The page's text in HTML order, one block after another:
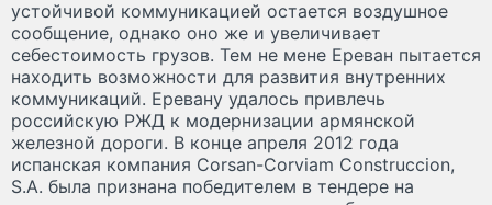
устойчивой коммуникацией остается воздушное
сообщение, однако оно же и увеличивает
себестоимость грузов. Тем не мене Ереван пытается
находить возможности для развития внутренних
коммуникаций. Еревану удалось привлечь
российскую РЖД к модернизации армянской
железной дороги. В конце апреля 2012 года
испанская компания Corsan-Corviam Construccion,
S.A. была признана победителем в тендере на